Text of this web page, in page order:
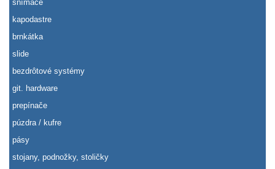
snímače
kapodastre
brnkátka
slide
bezdrôtové systémy
git. hardware
prepínače
púzdra / kufre
pásy
stojany, podnožky, stoličky